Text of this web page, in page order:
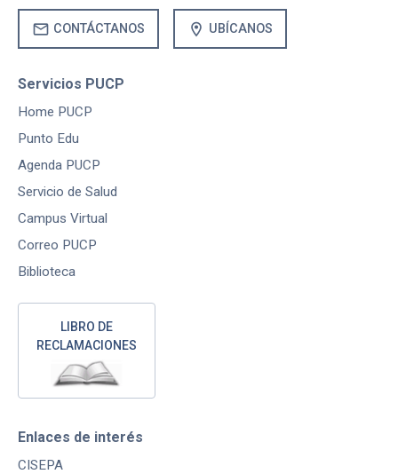
mail CONTÁCTANOS location_on UBÍCANOS
Servicios PUCP
Home PUCP
Punto Edu
Agenda PUCP
Servicio de Salud
Campus Virtual
Correo PUCP
Biblioteca
LIBRO DE
RECLAMACIONES
Enlaces de interés
CISEPA